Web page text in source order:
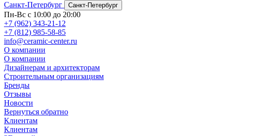
Санкт-Петербург
Санкт-Петербург
Пн-Вс с 10:00 до 20:00
+7 (962) 343-21-12
+7 (812) 985-58-85
info@ceramic-center.ru
О компании
О компании
Дизайнерам и архитекторам
Строительным организациям
Бренды
Отзывы
Новости
Вернуться обратно
Клиентам
Клиентам